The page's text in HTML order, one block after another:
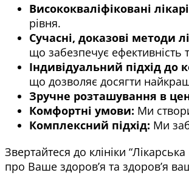
Висококваліфіковані
рівня.
Сучасні, доказові методи
що забезпечує ефективність
Індивідуальний підхід до
що дозволяє досягти
Зручне розташування в
Комфортні умови: Ми
Комплексний підхід: Ми
Звертайтеся до клініки
про Ваше здоров’я та здоров’я